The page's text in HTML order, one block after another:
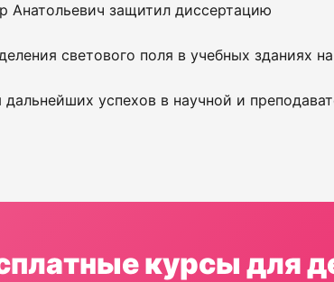
защитил диссертацию
светового поля в учебных зданиях
успехов в научной и
курсы для